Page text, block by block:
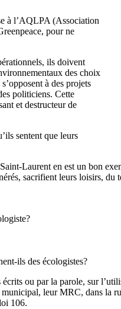
à l’AQLPA (Association
pour ne
ils doivent
des choix
à des projets
politiciens. Cette
et destructeur de
sentent que leurs
Laurent en est un bon
sacrifient leurs loisirs,
ils des écologistes?
ou par la parole, sur
leur MRC, dans la
106.